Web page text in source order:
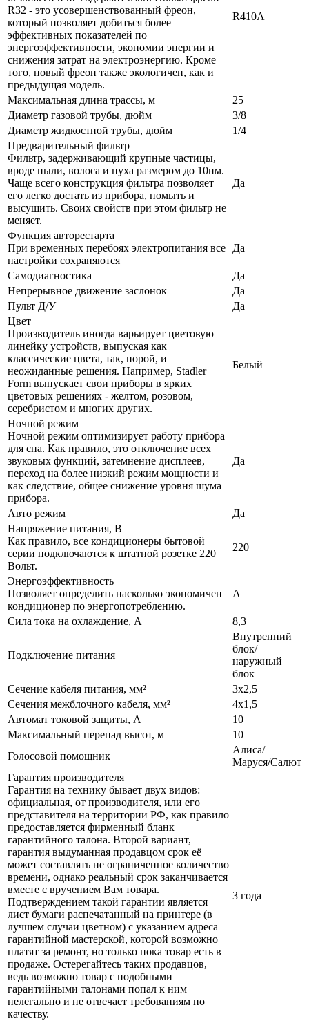
R32 - это усовершенствованный фреон,
который позволяет добиться более
эффективных показателей по
энергоэффективности, экономии энергии и
снижения затрат на электроэнергию. Кроме
того, новый фреон также экологичен, как и
предыдущая модель.
R410A
Максимальная длина трассы, м
25
Диаметр газовой трубы, дюйм
3/8
Диаметр жидкостной трубы, дюйм
1/4
Предварительный фильтр
Фильтр, задерживающий крупные частицы,
вроде пыли, волоса и пуха размером до 10нм.
Чаще всего конструкция фильтра позволяет
его легко достать из прибора, помыть и
высушить. Своих свойств при этом фильтр не
меняет.
Да
Функция авторестарта
При временных перебоях электропитания все
настройки сохраняются
Да
Самодиагностика
Да
Непрерывное движение заслонок
Да
Пульт Д/У
Да
Цвет
Производитель иногда варьирует цветовую
линейку устройств, выпуская как
классические цвета, так, порой, и
неожиданные решения. Например, Stadler
Form выпускает свои приборы в ярких
цветовых решениях - желтом, розовом,
серебристом и многих других.
Белый
Ночной режим
Ночной режим оптимизирует работу прибора
для сна. Как правило, это отключение всех
звуковых функций, затемнение дисплеев,
переход на более низкий режим мощности и
как следствие, общее снижение уровня шума
прибора.
Да
Авто режим
Да
Напряжение питания, В
Как правило, все кондиционеры бытовой
серии подключаются к штатной розетке 220
Вольт.
220
Энергоэффективность
Позволяет определить насколько экономичен
кондиционер по энергопотреблению.
A
Сила тока на охлаждение, А 8,3
Подключение питания
Внутренний
блок/
наружный
блок
Сечение кабеля питания, мм²
3х2,5
Сечения межблочного кабеля, мм²
4х1,5
Автомат токовой защиты, А
10
Максимальный перепад высот, м
10
Голосовой помощник
Алиса/
Маруся/Салют
Гарантия производителя
Гарантия на технику бывает двух видов:
официальная, от производителя, или его
представителя на территории РФ, как правило
предоставляется фирменный бланк
гарантийного талона. Второй вариант,
гарантия выдуманная продавцом срок её
может составлять не ограниченное количество
времени, однако реальный срок заканчивается
вместе с вручением Вам товара.
Подтверждением такой гарантии является
лист бумаги распечатанный на принтере (в
лучшем случаи цветном) с указанием адреса
гарантийной мастерской, которой возможно
платят за ремонт, но только пока товар есть в
продаже. Остерегайтесь таких продавцов,
ведь возможно товар с подобными
гарантийными талонами попал к ним
нелегально и не отвечает требованиям по
качеству.
3 года